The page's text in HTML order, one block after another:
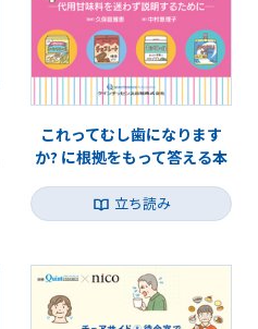
これってむし歯になります
か? に根拠をもって答える本
立ち読み